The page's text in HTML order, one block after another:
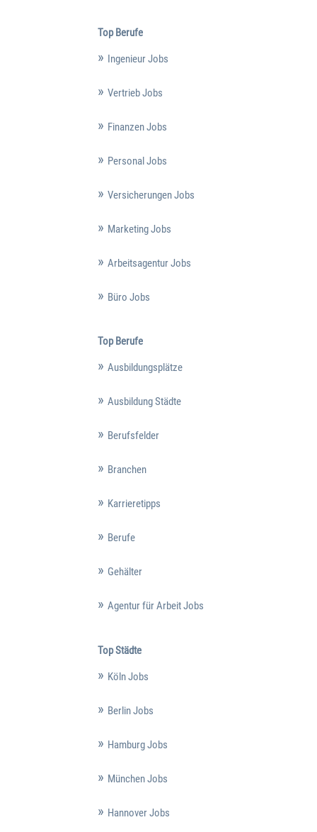
Top Berufe
Ingenieur Jobs
Vertrieb Jobs
Finanzen Jobs
Personal Jobs
Versicherungen Jobs
Marketing Jobs
Arbeitsagentur Jobs
Büro Jobs
Top Berufe
Ausbildungsplätze
Ausbildung Städte
Berufsfelder
Branchen
Karrieretipps
Berufe
Gehälter
Agentur für Arbeit Jobs
Top Städte
Köln Jobs
Berlin Jobs
Hamburg Jobs
München Jobs
Hannover Jobs